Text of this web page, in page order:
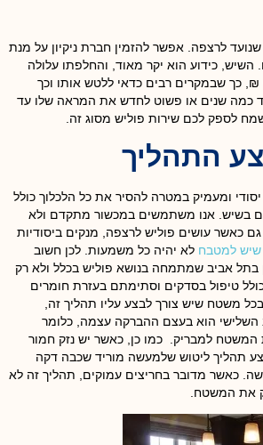
לרצפה. אפשר להזמין חברת ניקיון על מנת
כידוע הוא יקר מאוד, והחלפתו עלולה
לכם מעל 10 אלף ₪, כך שבמקרים רבים כדאי ללטש אותו וכך
כמה שנים או פשוט לחדש את המראה שלו עד
לספק לכם שירות פוליש מסוג זה.
התהליך
יסודי ומעמיק במטרה להסיר את כל הלכלוך כולל
בשיש. אנו משתמשים במכשור מתקדם ולא
כאשר עושים פוליש לרצפה, מנקים ביסודיות
שיש למטבח לא יהיה כל משמעות. לכן חשוב
בתל אביב שמתמחה בנושא פוליש בכלל ולא רק
טיפול בסדקים וסתימתם בעזרת חומרים
משטח שיש צורך לבצע עליו תהליך זה,
הוא בעצם ההברקה עצמה, כלומר
למבריק. כמו כן, כאשר יש נזק חמור
תהליך ליטוש שלמעשה מוריד שכבה דקה
כאשר מדובר בחריצים עמוקים, תהליך זה לא
את המשטח.